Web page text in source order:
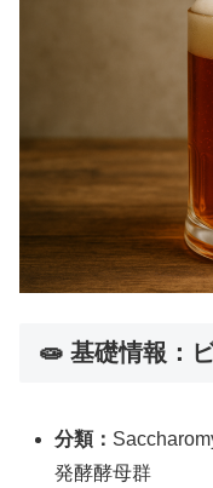
🧫 基礎情報：
分類：
発酵酵母群